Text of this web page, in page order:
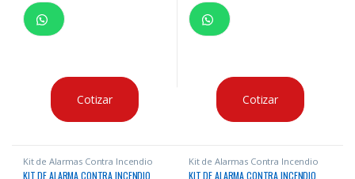
Cotizar Cotizar
Kit de Alarmas Contra Incendio
KIT DE ALARMA CONTRA INCENDIO
Kit de Alarmas Contra Incendio
KIT DE ALARMA CONTRA INCENDIO